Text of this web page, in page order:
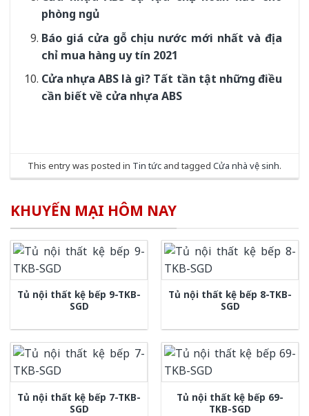
phòng ngủ
Báo giá cửa gỗ chịu nước mới nhất và địa
chỉ mua hàng uy tín 2021
Cửa nhựa ABS là gì? Tất tần tật những điều
cần biết về cửa nhựa ABS
This entry was posted in Tin tức and tagged Cửa nhà vệ sinh.
KHUYẾN MẠI HÔM NAY
Tủ nội thất kệ bếp 9-TKB-
SGD
Tủ nội thất kệ bếp 8-TKB-
SGD
Tủ nội thất kệ bếp 7-TKB-
SGD
Tủ nội thất kệ bếp 69-
TKB-SGD